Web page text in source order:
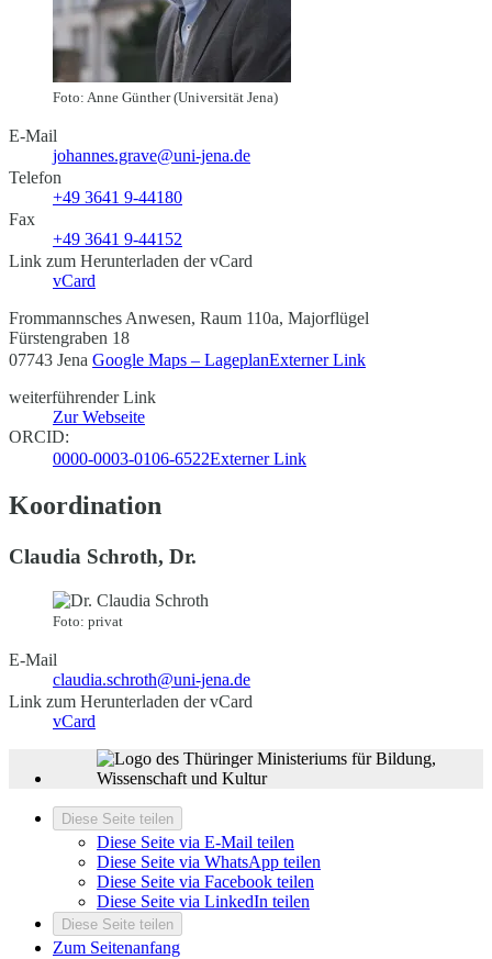
Foto: Anne Günther (Universität Jena)
E-Mail
johannes.grave@uni-jena.de
Telefon
+49 3641 9-44180
Fax
+49 3641 9-44152
Link zum Herunterladen der vCard
vCard
Frommannsches Anwesen, Raum 110a, Majorflügel
Fürstengraben 18
07743 Jena Google Maps – LageplanExterner Link
weiterführender Link
Zur Webseite
ORCID:
0000-0003-0106-6522Externer Link
Koordination
Claudia Schroth, Dr.
Foto: privat
E-Mail
claudia.schroth@uni-jena.de
Link zum Herunterladen der vCard
vCard
Diese Seite teilen
Diese Seite via E-Mail teilen
Diese Seite via WhatsApp teilen
Diese Seite via Facebook teilen
Diese Seite via LinkedIn teilen
Diese Seite teilen
Zum Seitenanfang